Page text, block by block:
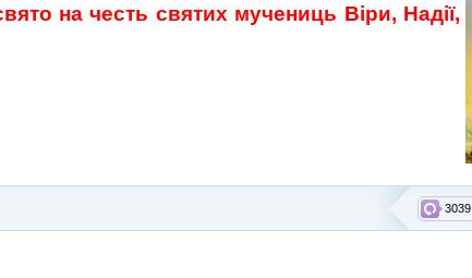
на честь святих мучениць Віри, Надії,
3039